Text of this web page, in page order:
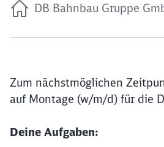
DB Bahnbau Gruppe
Zum nächstmöglichen
auf Montage (w/m/d) für die
Deine Aufgaben: